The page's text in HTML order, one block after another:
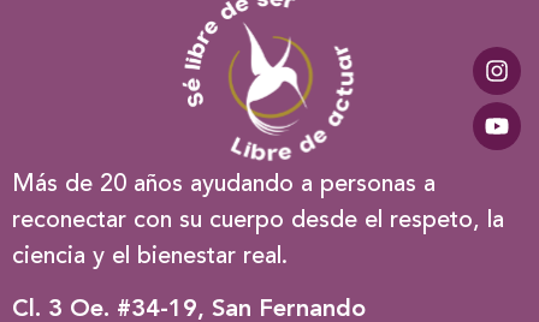
Más de 20 años ayudando a personas a
reconectar con su cuerpo desde el respeto, la
ciencia y el bienestar real.
Cl. 3 Oe. #34-19, San Fernando